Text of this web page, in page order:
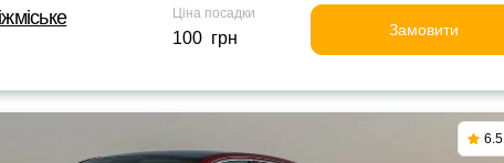
Ціна посадки
100 грн Замовити
6.5